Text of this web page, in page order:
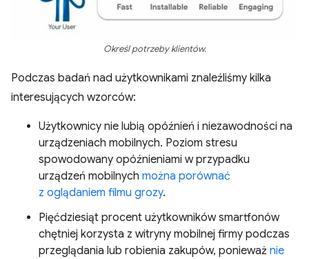
Określ potrzeby klientów.
Podczas badań nad użytkownikami znaleźliśmy kilka
interesujących wzorców:
Użytkownicy nie lubią opóźnień i niezawodności na
urządzeniach mobilnych. Poziom stresu
spowodowany opóźnieniami w przypadku
urządzeń mobilnych można porównać
z oglądaniem filmu grozy.
Pięćdziesiąt procent użytkowników smartfonów
chętniej korzysta z witryny mobilnej firmy podczas
przeglądania lub robienia zakupów, ponieważ nie